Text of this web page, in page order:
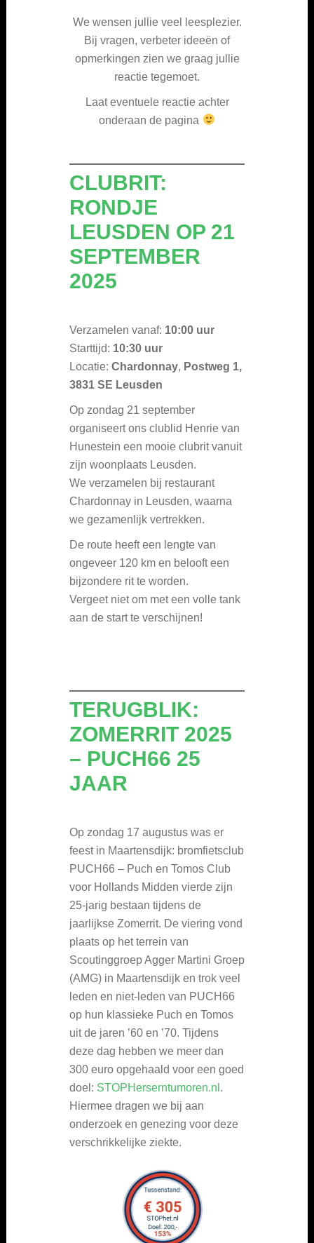
We wensen jullie veel leesplezier.
Bij vragen, verbeter ideeën of
opmerkingen zien we graag jullie
reactie tegemoet.
Laat eventuele reactie achter
onderaan de pagina
CLUBRIT:
RONDJE
LEUSDEN OP 21
SEPTEMBER
2025
Verzamelen vanaf: 10:00 uur
Starttijd: 10:30 uur
Locatie: Chardonnay, Postweg 1,
3831 SE Leusden
Op zondag 21 september
organiseert ons clublid Henrie van
Hunestein een mooie clubrit vanuit
zijn woonplaats Leusden.
We verzamelen bij restaurant
Chardonnay in Leusden, waarna
we gezamenlijk vertrekken.
De route heeft een lengte van
ongeveer 120 km en belooft een
bijzondere rit te worden.
Vergeet niet om met een volle tank
aan de start te verschijnen!
TERUGBLIK:
ZOMERRIT 2025
– PUCH66 25
JAAR
Op zondag 17 augustus was er
feest in Maartensdijk: bromfietsclub
PUCH66 – Puch en Tomos Club
voor Hollands Midden vierde zijn
25-jarig bestaan tijdens de
jaarlijkse Zomerrit. De viering vond
plaats op het terrein van
Scoutinggroep Agger Martini Groep
(AMG) in Maartensdijk en trok veel
leden en niet-leden van PUCH66
op hun klassieke Puch en Tomos
uit de jaren ’60 en ’70. Tijdens
deze dag hebben we meer dan
300 euro opgehaald voor een goed
doel: STOPHerserntumoren.nl .
Hiermee dragen we bij aan
onderzoek en genezing voor deze
verschrikkelijke ziekte.